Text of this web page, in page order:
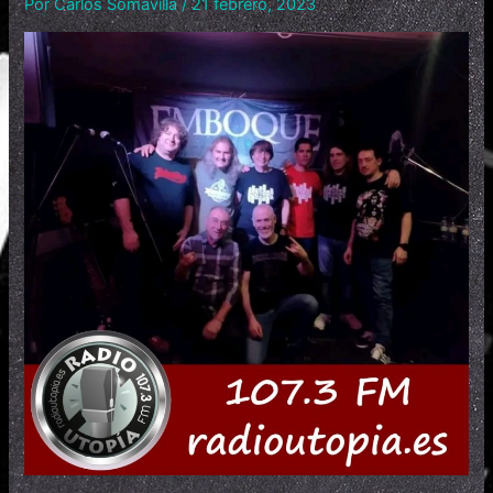
PorCarlos Somavilla/21 febrero, 2023